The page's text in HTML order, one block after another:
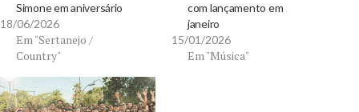
Simone em aniversário
18/06/2026
Em "Sertanejo /
Country"
com lançamento em
janeiro
15/01/2026
Em "Música"